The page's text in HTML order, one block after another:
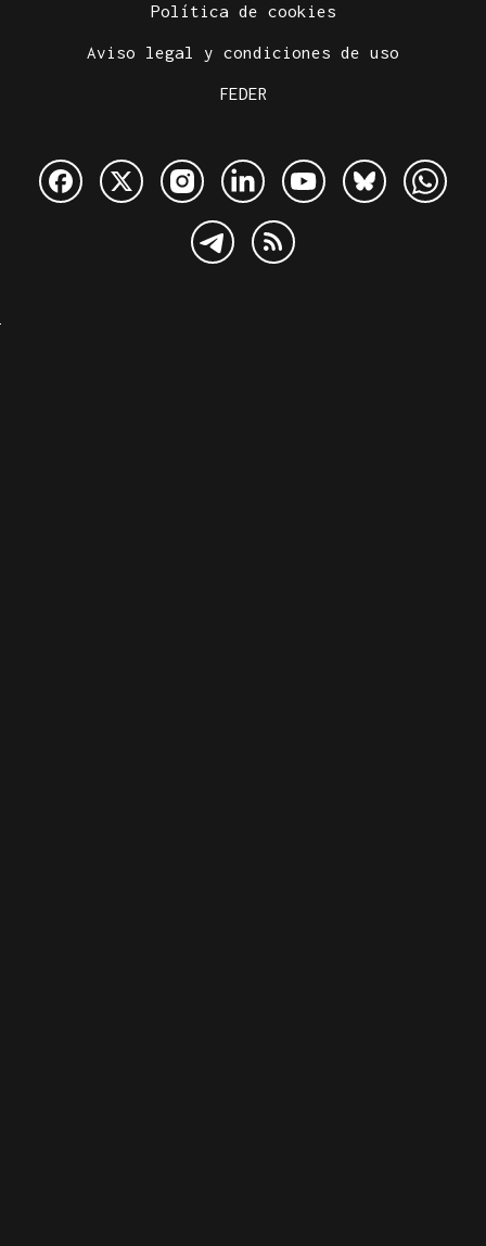
Política de cookies
Aviso legal y condiciones de uso
FEDER